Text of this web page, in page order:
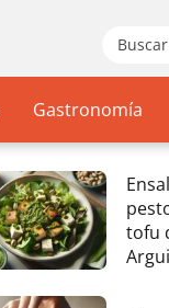
Gastronomía
tofu